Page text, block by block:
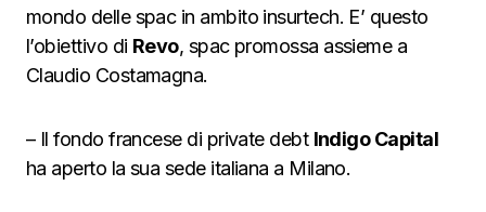
mondo delle spac in ambito insurtech. E’ questo
l’obiettivo di Revo, spac promossa assieme a
Claudio Costamagna.
– Il fondo francese di private debt Indigo Capital
ha aperto la sua sede italiana a Milano.